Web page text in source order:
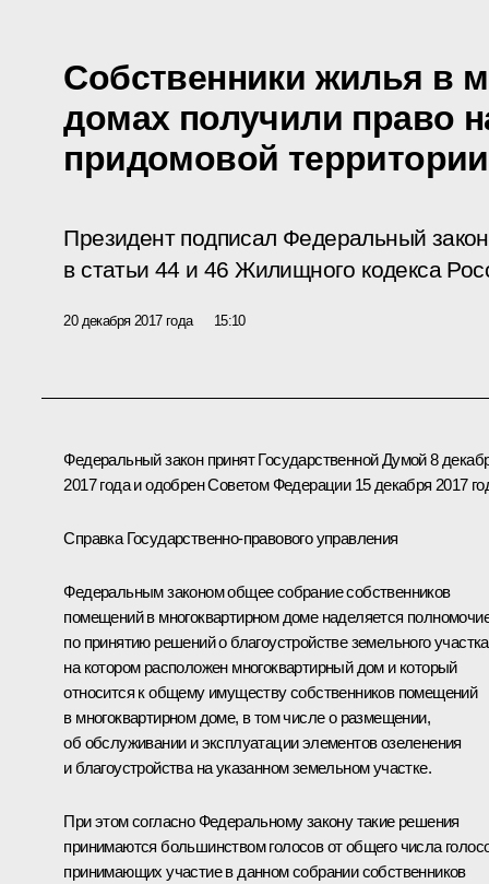
Собственники жилья в
домах получили право
придомовой территории
Президент подписал Федеральный
в статьи 44 и 46 Жилищного кодекса
20 декабря 2017 года 15:10
Федеральный закон принят Государственной Думой 8
2017 года и одобрен Советом Федерации 15 декабря 2017
Справка Государственно-правового управления
Федеральным законом общее собрание собственников
помещений в многоквартирном доме наделяется
по принятию решений о благоустройстве земельного
на котором расположен многоквартирный дом и который
относится к общему имуществу собственников помещений
в многоквартирном доме, в том числе о размещении,
об обслуживании и эксплуатации элементов озеленения
и благоустройства на указанном земельном участке.
При этом согласно Федеральному закону такие решения
принимаются большинством голосов от общего числа
принимающих участие в данном собрании собственников